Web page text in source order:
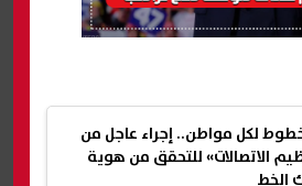
خطوط لكل مواطن.. إجراء عاجل من
الاتصالات» للتحقق من هوية
الخط